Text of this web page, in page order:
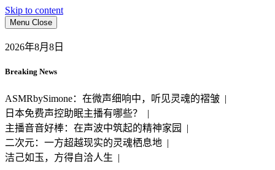
Skip to content
Menu Close
2026年8月8日
Breaking News
ASMRbySimone：在微声细响中，听见灵魂的褶皱 |
日本免费声控助眠主播有哪些？ |
主播音音好棒：在声波中筑起的精神家园 |
二次元：一方超越现实的灵魂栖息地 |
洁己如玉，方得自洽人生 |